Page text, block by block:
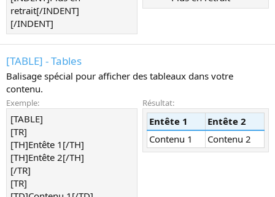
retrait[/INDENT]
[/INDENT]
[TABLE] - Tables
Balisage spécial pour afficher des tableaux dans votre
contenu.
Exemple:
[TABLE]
[TR]
[TH]Entête 1[/TH]
[TH]Entête 2[/TH]
[/TR]
[TR]
Résultat:
Entête 1
Entête 2
Contenu 1
Contenu 2